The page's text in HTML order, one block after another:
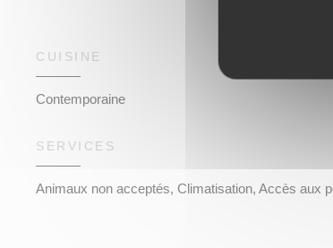
CUISINE
Contemporaine
SERVICES
Animaux non acceptés, Climatisation, Accès aux